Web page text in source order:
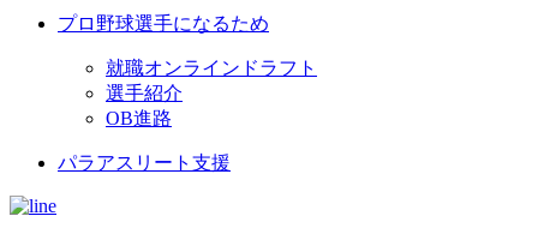
プロ野球選手になるため
就職オンラインドラフト
選手紹介
OB進路
パラアスリート支援